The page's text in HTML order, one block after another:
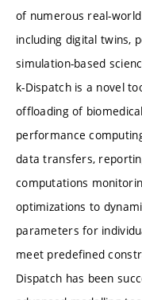
of numerous real-
including digital twins,
simulation-based
k-Dispatch is a novel
offloading of
performance
data transfers,
computations
optimizations to
parameters for
meet predefined
Dispatch has been